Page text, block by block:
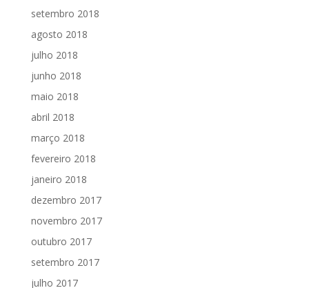
setembro 2018
agosto 2018
julho 2018
junho 2018
maio 2018
abril 2018
março 2018
fevereiro 2018
janeiro 2018
dezembro 2017
novembro 2017
outubro 2017
setembro 2017
julho 2017